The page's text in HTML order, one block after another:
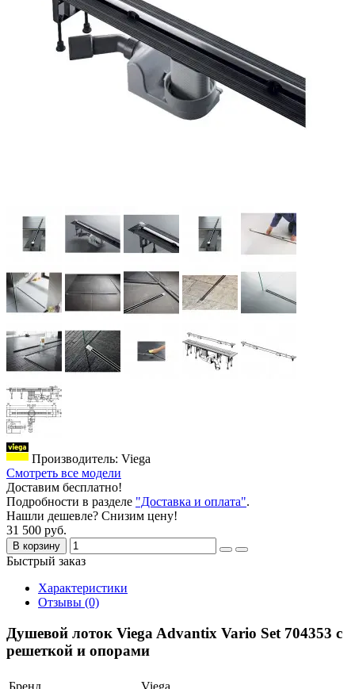
Производитель: Viega
Смотреть все модели
Доставим бесплатно!
Подробности в разделе "Доставка и оплата".
Нашли дешевле? Снизим цену!
31 500 руб.
В корзину
Быстрый заказ
Характеристики
Отзывы (0)
Душевой лоток Viega Advantix Vario Set 704353 с
решеткой и опорами